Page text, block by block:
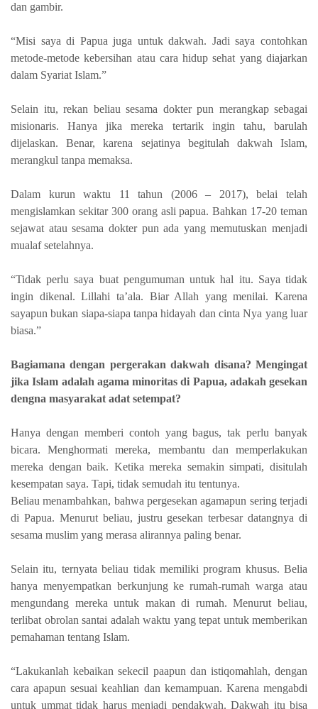
dan gambir.
“Misi saya di Papua juga untuk dakwah. Jadi saya contohkan
metode-metode kebersihan atau cara hidup sehat yang diajarkan
dalam Syariat Islam.”
Selain itu, rekan beliau sesama dokter pun merangkap sebagai
misionaris. Hanya jika mereka tertarik ingin tahu, barulah
dijelaskan. Benar, karena sejatinya begitulah dakwah Islam,
merangkul tanpa memaksa.
Dalam kurun waktu 11 tahun (2006 – 2017), belai telah
mengislamkan sekitar 300 orang asli papua. Bahkan 17-20 teman
sejawat atau sesama dokter pun ada yang memutuskan menjadi
mualaf setelahnya.
“Tidak perlu saya buat pengumuman untuk hal itu. Saya tidak
ingin dikenal. Lillahi ta’ala. Biar Allah yang menilai. Karena
sayapun bukan siapa-siapa tanpa hidayah dan cinta Nya yang luar
biasa.”
Bagiamana dengan pergerakan dakwah disana? Mengingat
jika Islam adalah agama minoritas di Papua, adakah gesekan
dengna masyarakat adat setempat?
Hanya dengan memberi contoh yang bagus, tak perlu banyak
bicara. Menghormati mereka, membantu dan memperlakukan
mereka dengan baik. Ketika mereka semakin simpati, disitulah
kesempatan saya. Tapi, tidak semudah itu tentunya.
Beliau menambahkan, bahwa pergesekan agamapun sering terjadi
di Papua. Menurut beliau, justru gesekan terbesar datangnya di
sesama muslim yang merasa alirannya paling benar.
Selain itu, ternyata beliau tidak memiliki program khusus. Belia
hanya menyempatkan berkunjung ke rumah-rumah warga atau
mengundang mereka untuk makan di rumah. Menurut beliau,
terlibat obrolan santai adalah waktu yang tepat untuk memberikan
pemahaman tentang Islam.
“Lakukanlah kebaikan sekecil paapun dan istiqomahlah, dengan
cara apapun sesuai keahlian dan kemampuan. Karena mengabdi
untuk ummat tidak harus menjadi pendakwah. Dakwah itu bisa